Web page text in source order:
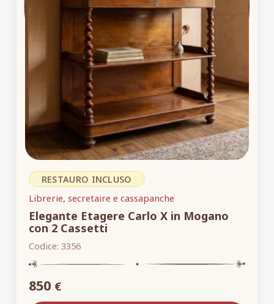
RESTAURO INCLUSO
Librerie, secretaire e cassapanche
Elegante Etagere Carlo X in Mogano
con 2 Cassetti
Codice: 3356
850 €